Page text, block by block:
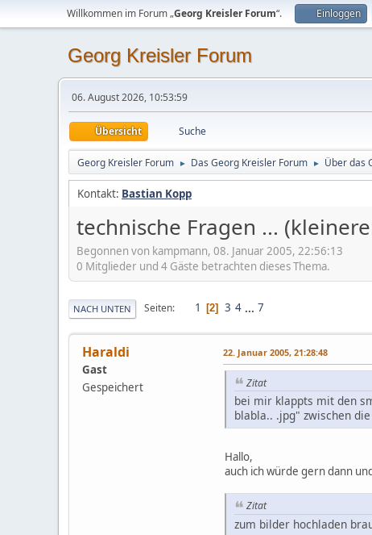
Willkommen im Forum „Georg Kreisler Forum“. Einloggen
Georg Kreisler Forum
06. August 2026, 10:53:59
Übersicht Suche
Georg Kreisler Forum ► Das Georg Kreisler Forum ► Über das
Kontakt: Bastian Kopp
technische Fragen ...
Begonnen von kampmann, 08. Januar 2005, 22:56:13
0 Mitglieder und 4 Gäste betrachten dieses Thema.
NACH UNTEN Seiten 1 2 3 4 ... 7
Haraldi
Gast
Gespeichert
22. Januar 2005, 21:28:48
Zitat
bei mir klappts mit den
blabla.. .jpg" zwischen
Hallo,
auch ich würde gern dann
Zitat
zum bilder hochladen